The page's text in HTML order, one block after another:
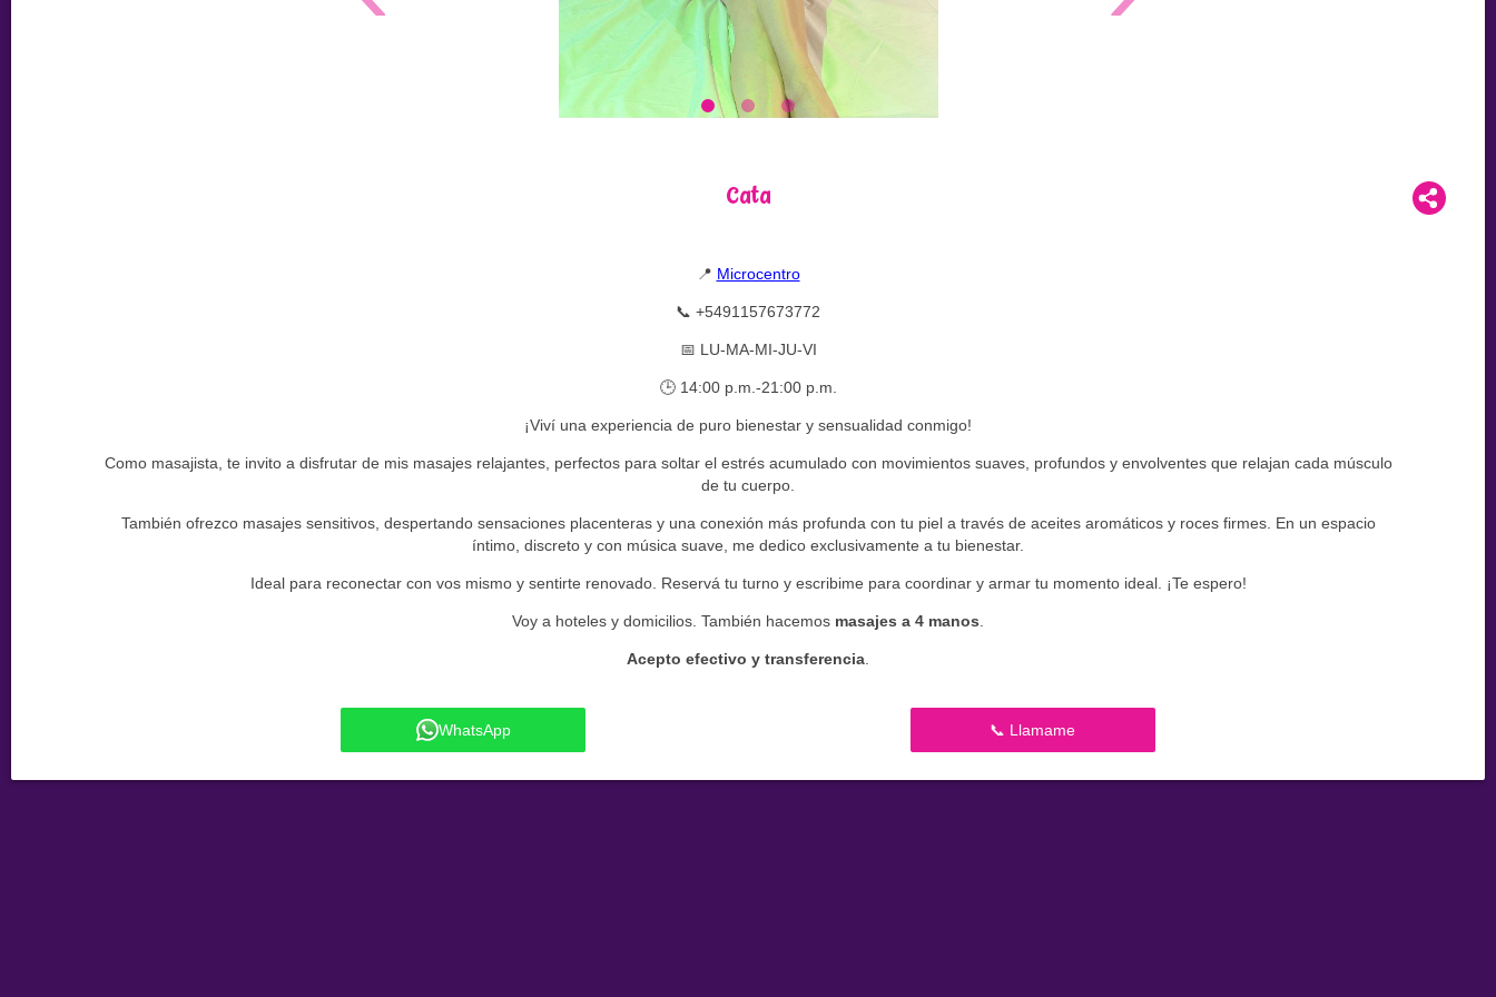
Cata
📍 Microcentro
📞 +5491157673772
📅 LU-MA-MI-JU-VI
🕒 14:00 p.m.-21:00 p.m.
¡Viví una experiencia de puro bienestar y sensualidad conmigo!
Como masajista, te invito a disfrutar de mis masajes relajantes, perfectos para soltar el estrés acumulado con movimientos suaves, profundos y envolventes que relajan cada músculo
de tu cuerpo.
También ofrezco masajes sensitivos, despertando sensaciones placenteras y una conexión más profunda con tu piel a través de aceites aromáticos y roces firmes. En un espacio
íntimo, discreto y con música suave, me dedico exclusivamente a tu bienestar.
Ideal para reconectar con vos mismo y sentirte renovado. Reservá tu turno y escribime para coordinar y armar tu momento ideal. ¡Te espero!
Voy a hoteles y domicilios. También hacemos masajes a 4 manos
Acepto efectivo y transferencia
WhatsApp 📞 Llamame